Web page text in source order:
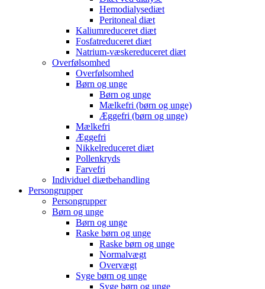
Hemodialysediæt
Peritoneal diæt
Kaliumreduceret diæt
Fosfatreduceret diæt
Natrium-væskereduceret diæt
Overfølsomhed
Overfølsomhed
Børn og unge
Børn og unge
Mælkefri (børn og unge)
Æggefri (børn og unge)
Mælkefri
Æggefri
Nikkelreduceret diæt
Pollenkryds
Farvefri
Individuel diætbehandling
Persongrupper
Persongrupper
Børn og unge
Børn og unge
Raske børn og unge
Raske børn og unge
Normalvægt
Overvægt
Syge børn og unge
Syge børn og unge